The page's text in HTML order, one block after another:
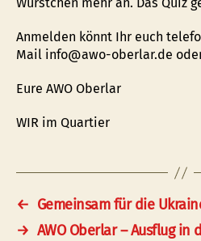
Anmelden könnt Ihr euch
Mail info@awo-oberlar.de
Eure AWO Oberlar
WIR im Quartier
← Gemeinsam für die
→ AWO Oberlar – Ausflug in